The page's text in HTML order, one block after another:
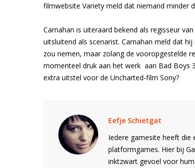
filmwebsite Variety meld dat niemand minder
Carnahan is uiteraard bekend als regisseur
uitsluitend als scenarist. Carnahan meld dat
zou nemen, maar zolang de vooropgestelde
momenteel druk aan het werk aan Bad Boys
extra uitstel voor de Uncharted-film Sony?
Eefje Schietgat
Iedere gamesite heeft die
platformgames. Hier bij
inktzwart gevoel voor